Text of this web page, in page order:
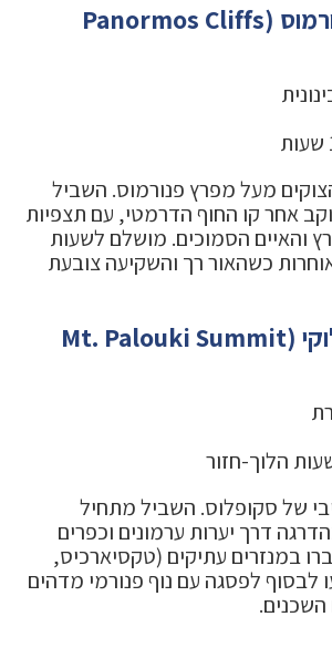
מסלול צוקי פנורמוס (Panormos Cliffs
מעל מפרץ פנורמוס. השביל
אחר קו החוף הדרמטי, עם תצפיות
והאיים הסמוכים. מושלם לשעות
כשהאור רך והשקיעה צובעת
עלייה להר פאלוקי (Mt. Palouki Summit
של סקופלוס. השביל מתחיל
דרך יערות ערמונים וכפרים
במנזרים עתיקים (טקסיארכיס,
לבסוף לפסגה עם נוף פנורמי מדהים
השכנים.